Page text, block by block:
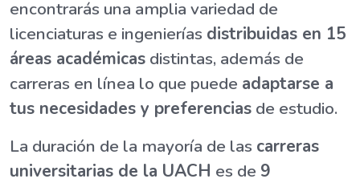
encontrarás una amplia variedad de
licenciaturas e ingenierías distribuidas en 15
áreas académicas distintas, además de
carreras en línea lo que puede adaptarse a
tus necesidades y preferencias de estudio.
La duración de la mayoría de las carreras
universitarias de la UACH es de 9